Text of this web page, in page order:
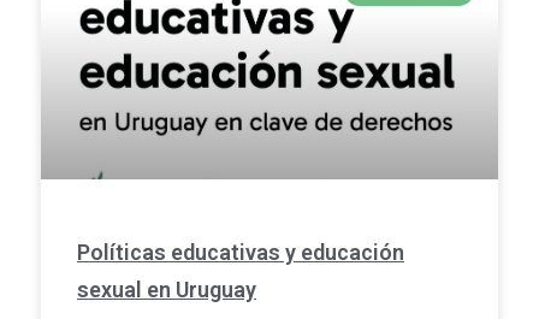
Políticas educativas y educación
sexual en Uruguay